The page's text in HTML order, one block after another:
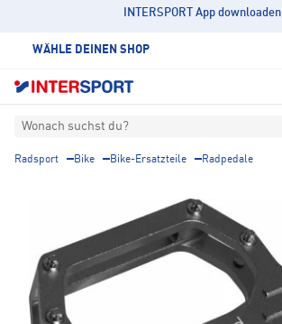
INTERSPORT App downloaden
WÄHLE DEINEN SHOP
Wonach suchst du?
Radsport Bike Bike-Ersatzteile Radpedale